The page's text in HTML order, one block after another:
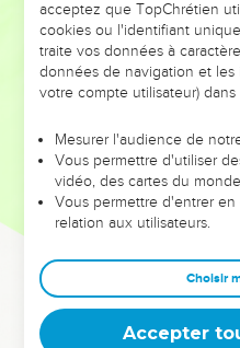
pour humilier les
humilierai pas pour toujours
Salomon chercha alors à
dernier s’enfuit en Égypte et
le roi de ce pays ; il y resta
Le reste de l’histoire de
intitulé Actes de Salomon ;
de la sagesse qui était la
l’ensemble du peuple d’Israël.
Lorsqu’il mourut, on
Cité de David ; ce fut son fils
acceptez que TopChrétien
cookies ou l'identifiant
traite vos données à
données de navigation et les
votre compte utilisateur) dans
Mesurer l'audience de
Vous permettre d'utiliser
vidéo, des cartes du
Vous permettre d'entrer
relation aux utilisateurs.
Choisir
Accepter